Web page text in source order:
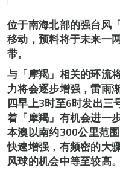
位于南海北部的强台风
移动，预料将于未来一
带。
与「摩羯」相关的环流
力将会逐步增强，雷雨
四早上3时至6时发出三
着「摩羯」有机会进一
本澳以南约300公里范
快速增强，有频密的大
风球的机会中等至较高。